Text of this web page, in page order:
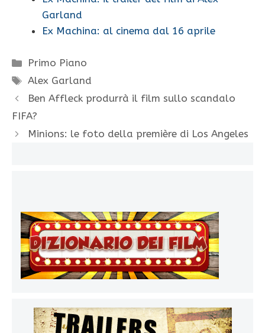
Garland
Ex Machina: al cinema dal 16 aprile
Categorie
Primo Piano
Tag
Alex Garland
Ben Affleck produrrà il film sullo scandalo
FIFA?
Minions: le foto della première di Los Angeles